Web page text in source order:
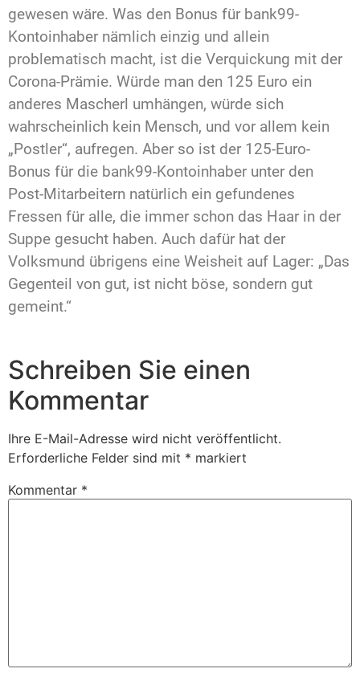
gewesen wäre. Was den Bonus für bank99-
Kontoinhaber nämlich einzig und allein
problematisch macht, ist die Verquickung mit der
Corona-Prämie. Würde man den 125 Euro ein
anderes Mascherl umhängen, würde sich
wahrscheinlich kein Mensch, und vor allem kein
„Postler“, aufregen. Aber so ist der 125-Euro-
Bonus für die bank99-Kontoinhaber unter den
Post-Mitarbeitern natürlich ein gefundenes
Fressen für alle, die immer schon das Haar in der
Suppe gesucht haben. Auch dafür hat der
Volksmund übrigens eine Weisheit auf Lager: „Das
Gegenteil von gut, ist nicht böse, sondern gut
gemeint.“
Schreiben Sie einen
Kommentar
Ihre E-Mail-Adresse wird nicht veröffentlicht.
Erforderliche Felder sind mit * markiert
Kommentar *